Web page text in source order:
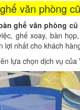
văn phòng
ghế văn phòng cũ
ghế xoay, bàn
lợi nhất cho khách
lựa chọn dịch vụ của